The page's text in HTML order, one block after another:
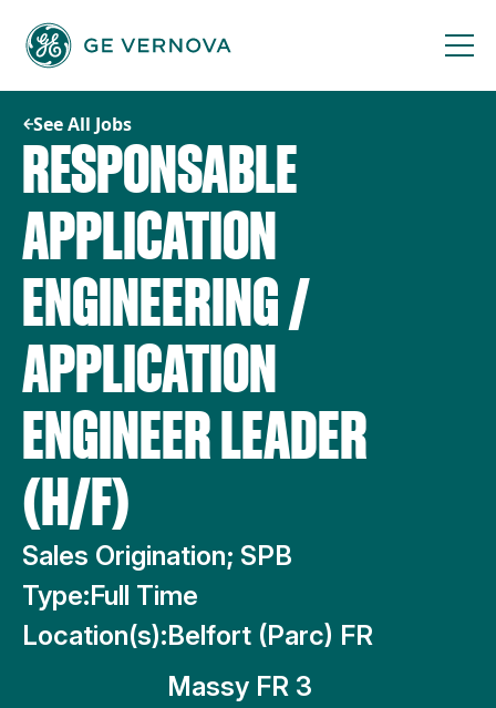
content
See All Jobs
RESPONSABLE
APPLICATION
ENGINEERING /
APPLICATION
ENGINEER LEADER
(H/F)
Sales Origination; SPB
Type:Full Time
Location(s):Belfort (Parc) FR
Massy FR 3